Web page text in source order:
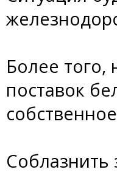
Более
поставок
Соблазнить